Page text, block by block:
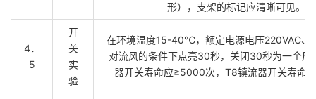
形），支架的标记应清晰可见。
4．
5
开
关
实
验
在环境温度15-40℃，额定电源电压220VAC、
对流风的条件下点亮30秒，关闭30秒为一个周
器开关寿命应≥5000次，T8镇流器开关寿命